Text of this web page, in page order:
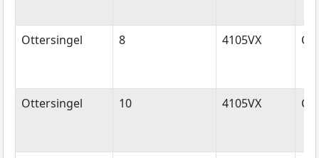
Ottersingel 8 4105VX
Ottersingel 10 4105VX